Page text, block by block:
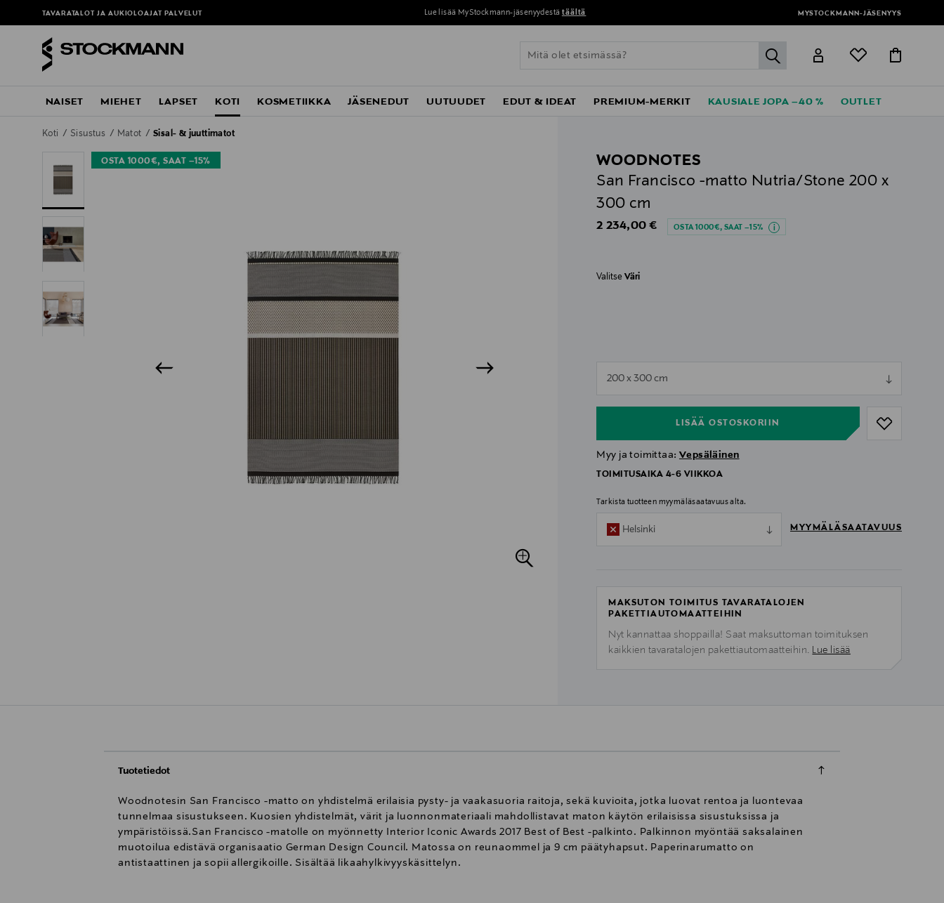
TAVARATALOT JA AUKIOLOAJAT PALVELUT Lue lisää MyStockmann-jäsenyydestä täältä MYSTOCKMANN-JÄSENYYS
label.header.go
NAISET MIEHET LAPSET KOTI KOSMETIIKKA JÄSENEDUT UUTUUDET EDUT & IDEAT PREMIUM-MERKIT KAUSIALE JOPA –40 % OUTLET
Koti Sisustus Matot Sisal- & juuttimatot
OSTA 1000€, SAAT –15%
WOODNOTES
San Francisco -matto Nutria/Stone 200 x
300 cm
Original Price
2 234,00 € OSTA 1000€, SAAT –15%
ValitseVäri
200 x 300 cm
LISÄÄ OSTOSKORIIN
null
Myy ja toimittaa: Vepsäläinen
TOIMITUSAIKA 4-6 VIIKKOA
Tarkista tuotteen myymäläsaatavuus alta.
Helsinki MYYMÄLÄSAATAVUUS
MAKSUTON TOIMITUS TAVARATALOJEN
PAKETTIAUTOMAATTEIHIN
Nyt kannattaa shoppailla! Saat maksuttoman toimituksen
kaikkien tavaratalojen pakettiautomaatteihin. Lue lisää
Tuotetiedot
Woodnotesin San Francisco -matto on yhdistelmä erilaisia pysty- ja vaakasuoria raitoja, sekä kuvioita, jotka luovat rentoa ja luontevaa
tunnelmaa sisustukseen. Kuosien yhdistelmät, värit ja luonnonmateriaali mahdollistavat maton käytön erilaisissa sisustuksissa ja
ympäristöissä.San Francisco -matolle on myönnetty Interior Iconic Awards 2017 Best of Best -palkinto. Palkinnon myöntää saksalainen
muotoilua edistävä organisaatio German Design Council. Matossa on reunaommel ja 9 cm päätyhapsut. Paperinarumatto on
antistaattinen ja sopii allergikoille. Sisältää likaahylkivyyskäsittelyn.